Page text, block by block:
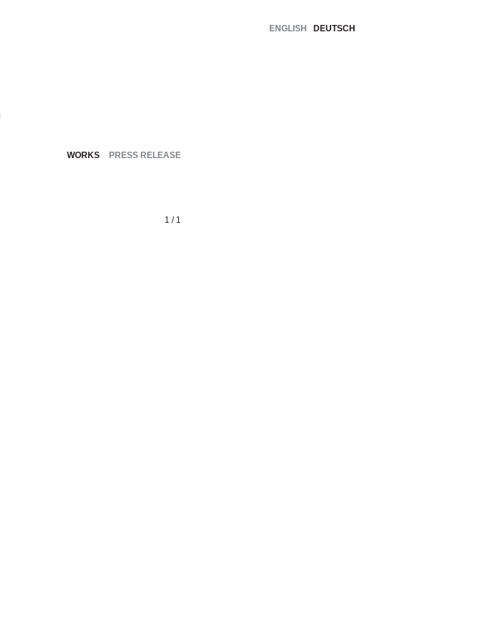
ENGLISH DEUTSCH
WORKS
PRESS RELEASE
1 / 1